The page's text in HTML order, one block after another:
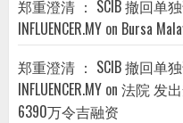
郑重澄清 ： SCIB 撤回单
INFLUENCER.MY on Bursa
郑重澄清 ： SCIB 撤回单
INFLUENCER.MY on 法院 发出
6390万令吉融资